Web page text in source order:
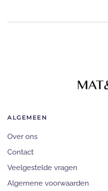
ALGEMEEN
Over ons
Contact
Veelgestelde vragen
Algemene voorwaarden